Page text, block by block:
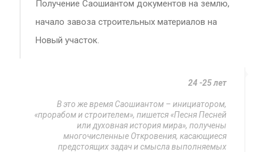
Получение Саошиантом документов на землю,
начало завоза строительных материалов на
Новый участок.
24 -25 лет
В это же время Саошиантом – инициатором,
«прорабом и строителем», пишется «Песня Песней
или духовная история мира», получены
многочисленные Откровения, касающиеся
предстоящих задач и смысла выполняемых